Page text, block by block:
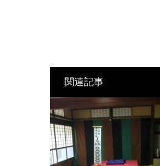
関連記事